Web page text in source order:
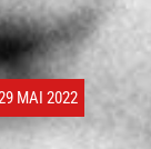
MAI 2022